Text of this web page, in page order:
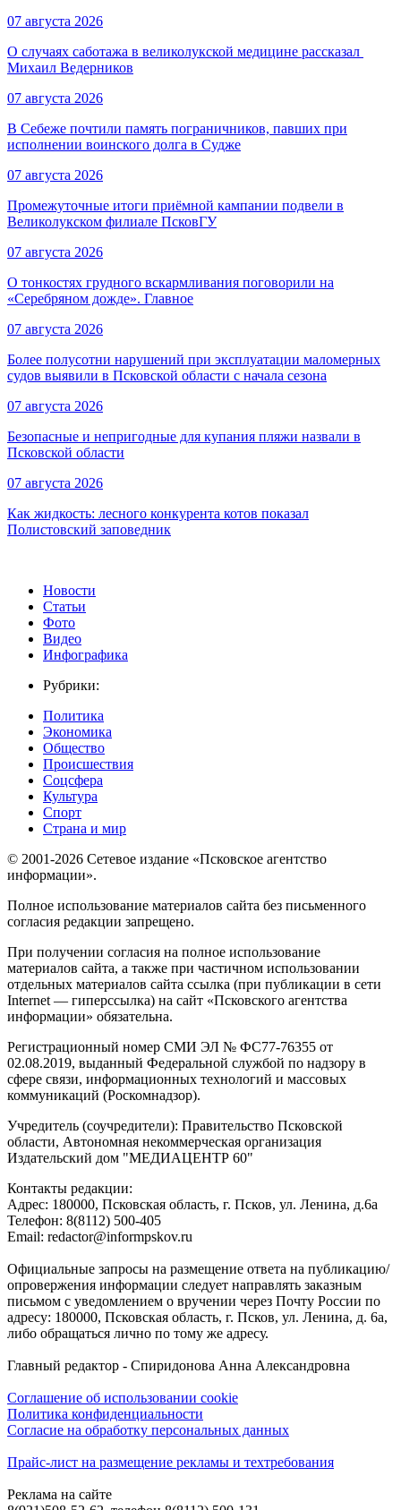
07 августа 2026
О случаях саботажа в великолукской медицине рассказал ​
Михаил Ведерников
07 августа 2026
В Себеже почтили память пограничников, павших при
исполнении воинского долга в Судже
07 августа 2026
Промежуточные итоги приёмной кампании подвели в
Великолукском филиале ПсковГУ
07 августа 2026
О тонкостях грудного вскармливания поговорили на
«Серебряном дожде». Главное
07 августа 2026
Более полусотни нарушений при эксплуатации маломерных
судов выявили в Псковской области с начала сезона
07 августа 2026
Безопасные и непригодные для купания пляжи назвали в
Псковской области
07 августа 2026
Как жидкость: лесного конкурента котов показал
Полистовский заповедник
Новости
Статьи
Фото
Видео
Инфографика
Рубрики:
Политика
Экономика
Общество
Происшествия
Соцсфера
Культура
Спорт
Страна и мир
© 2001-2026 Сетевое издание «Псковское агентство
информации».
Полное использование материалов сайта без письменного
согласия редакции запрещено.
При получении согласия на полное использование
материалов сайта, а также при частичном использовании
отдельных материалов сайта ссылка (при публикации в сети
Internet — гиперссылка) на сайт «Псковского агентства
информации» обязательна.
Регистрационный номер СМИ ЭЛ № ФС77-76355 от
02.08.2019, выданный Федеральной службой по надзору в
сфере связи, информационных технологий и массовых
коммуникаций (Роскомнадзор).
Учредитель (соучредители): Правительство Псковской
области, Автономная некоммерческая организация
Издательский дом "МЕДИАЦЕНТР 60"
Контакты редакции:
Адреc: 180000, Псковская область, г. Псков, ул. Ленина, д.6а
Телефон: 8(8112) 500-405
Email: redactor@informpskov.ru
Официальные запросы на размещение ответа на публикацию/
опровержения информации следует направлять заказным
письмом с уведомлением о вручении через Почту России по
адресу: 180000, Псковская область, г. Псков, ул. Ленина, д. 6а,
либо обращаться лично по тому же адресу.
Главный редактор - Спиридонова Анна Александровна
Соглашение об использовании cookie
Политика конфиденциальности
Согласие на обработку персональных данных
Прайс-лист на размещение рекламы и техтребования
Реклама на сайте